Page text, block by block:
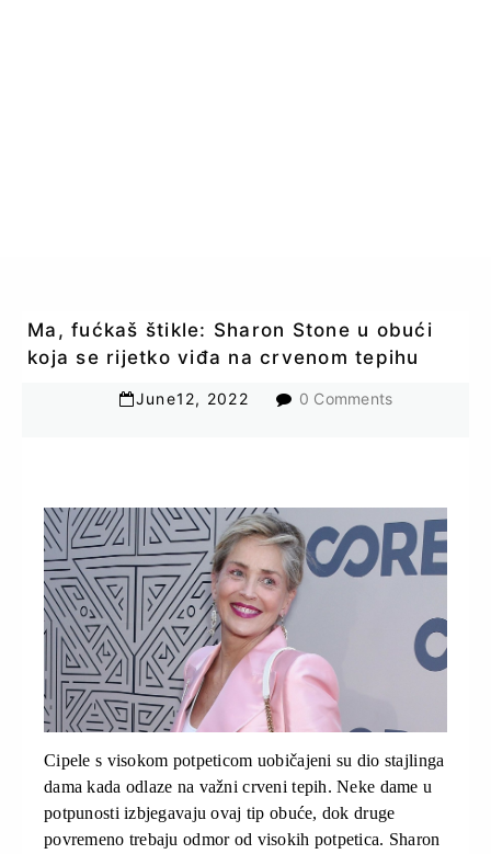
Ma, fućkaš štikle: Sharon Stone u obući
koja se rijetko viđa na crvenom tepihu
June12, 2022 0 Comments
Cipele s visokom potpeticom uobičajeni su dio stajlinga
dama kada odlaze na važni crveni tepih. Neke dame u
potpunosti izbjegavaju ovaj tip obuće, dok druge
povremeno trebaju odmor od visokih potpetica. Sharon